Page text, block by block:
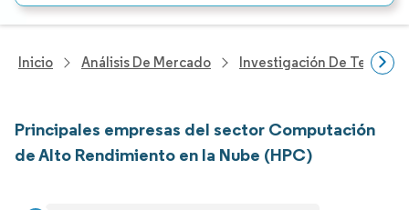
Inicio Análisis De Mercado Investigación De
Principales empresas del sector Computación
de Alto Rendimiento en la Nube (HPC)